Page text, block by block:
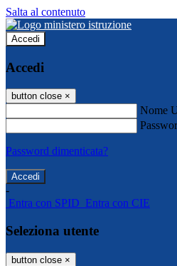
Salta al contenuto
Accedi
Accedi
button close ×
Nome
Password dimenticata?
-
Entra con SPID Entra con CIE
Seleziona utente
button close ×